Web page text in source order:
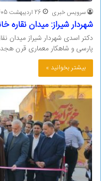
سرویس خبری 26 اردیبهشت 1405
شهردار شیراز: میدان نقاره
دکتر اسدی شهردار شیراز میدان
پارسی و شاهکار معماری قرن
بیشتر بخوانید »